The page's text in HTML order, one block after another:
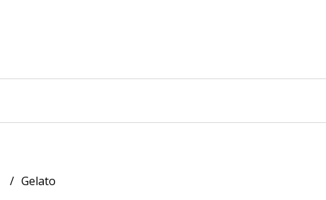
Gelato